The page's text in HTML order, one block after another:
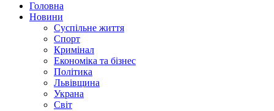
Головна
Новини
Суспільне життя
Спорт
Кримінал
Економіка та бізнес
Політика
Львівщина
Украна
Світ